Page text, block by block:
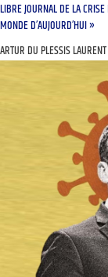
LIBRE JOURNAL DE LA
MONDE D’AUJOURD’HUI »
ARTUR DU PLESSIS LAURENT